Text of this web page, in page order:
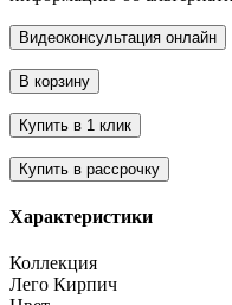
Характеристики
Коллекция
Лего Кирпич